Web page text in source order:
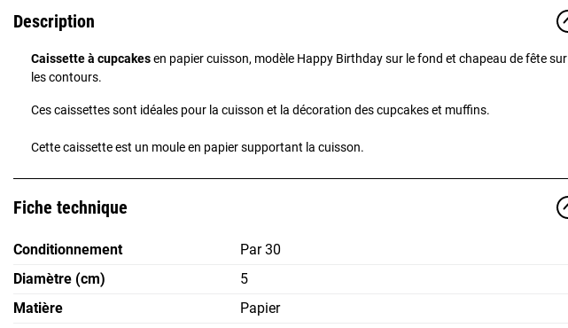
Description
Caissette à cupcakesen papier cuisson, modèle Happy Birthday sur le fond et chapeau de fête sur
les contours.
Ces caissettes sont idéales pour la cuisson et la décoration des cupcakes et muffins.
Cette caissette est un moule en papier supportant la cuisson.
Fiche technique
Conditionnement
Par 30
Diamètre (cm)
5
Matière
Papier